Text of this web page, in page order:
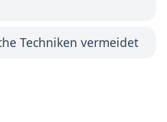
Techniken vermeidet